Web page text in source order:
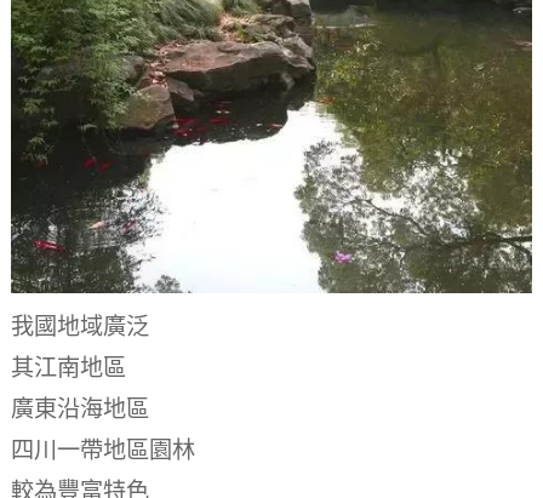
我國地域廣泛
其江南地區
廣東沿海地區
四川一帶地區園林
較為豐富特色